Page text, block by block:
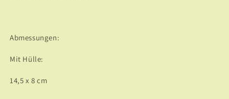
Abmessungen:
Mit Hülle:
14,5 x 8 cm